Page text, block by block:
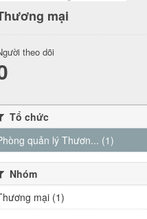
mại
theo dõi
Tổ chức
quản lý Thươn... (1)
Nhóm
mại (1)